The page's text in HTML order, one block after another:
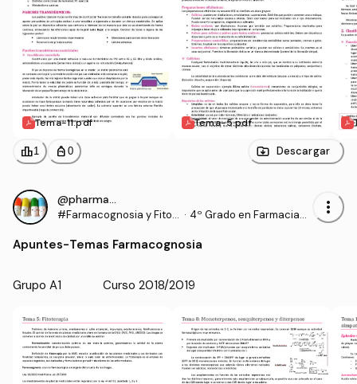
Tema-11.pdf Tema-5.pdf
leaderboard1 personal_bag 0 Descargar
@pharmacist_
#Farmacognosia y Fitot
· 4º Grado en Farmacia
more_vert
Apuntes-Temas Farmacognosia
Grupo A1             Curso 2018/2019